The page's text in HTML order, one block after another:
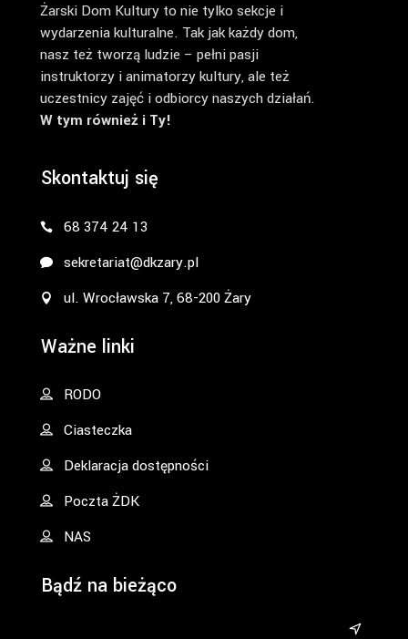
Żarski Dom Kultury to nie tylko sekcje i
wydarzenia kulturalne. Tak jak każdy dom,
nasz też tworzą ludzie – pełni pasji
instruktorzy i animatorzy kultury, ale też
uczestnicy zajęć i odbiorcy naszych działań.
W tym również i Ty!
Skontaktuj się
68 374 24 13
sekretariat@dkzary.pl
ul. Wrocławska 7, 68-200 Żary
Ważne linki
RODO
Ciasteczka
Deklaracja dostępności
Poczta ŻDK
NAS
Bądź na bieżąco
&